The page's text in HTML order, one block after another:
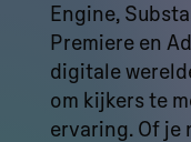
Engine,
Premiere en
digitale
om kijkers te
ervaring. Of je